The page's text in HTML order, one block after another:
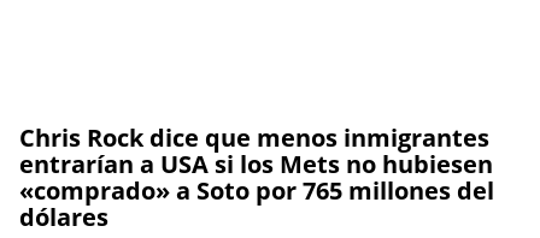
Chris Rock dice que menos inmigrantes
entrarían a USA si los Mets no hubiesen
«comprado» a Soto por 765 millones del
dólares